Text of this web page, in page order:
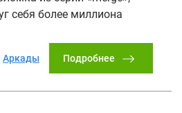
себя более миллиона
Аркады Подробнее